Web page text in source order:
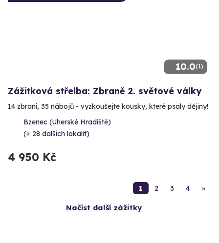
10.0(1)
Zážitková střelba: Zbraně 2. světové války
14 zbraní, 35 nábojů - vyzkoušejte kousky, které psaly dějiny!
Bzenec (Uherské Hradiště)
(+ 28 dalších lokalit)
4 950 Kč
1 2 3 4 »
Načíst další zážitky